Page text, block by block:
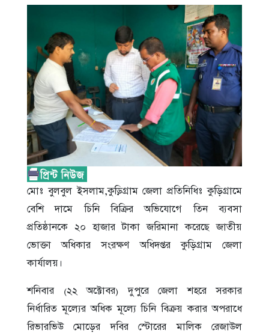
মোঃ বুলবুল ইসলাম,কুড়িগ্রাম জেলা প্রতিনিধিঃ কুড়িগ্রামে
বেশি দামে চিনি বিক্রির অভিযোগে তিন ব্যবসা
প্রতিষ্ঠানকে ২০ হাজার টাকা জরিমানা করেছে জাতীয়
ভোক্তা অধিকার সংরক্ষণ অধিদপ্তর কুড়িগ্রাম জেলা
কার্যালয়।
শনিবার (২২ অক্টোবর) দুপুরে জেলা শহরে সরকার
নির্ধারিত মূল্যের অধিক মূল্যে চিনি বিক্রয় করার অপরাধে
রিভারভিউ মোড়ের দবির স্টোরের মালিক রেজাউল